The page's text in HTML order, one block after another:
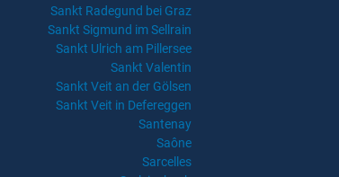
Sankt Radegund bei Graz
Sankt Sigmund im Sellrain
Sankt Ulrich am Pillersee
Sankt Valentin
Sankt Veit an der Gölsen
Sankt Veit in Defereggen
Santenay
Saône
Sarcelles